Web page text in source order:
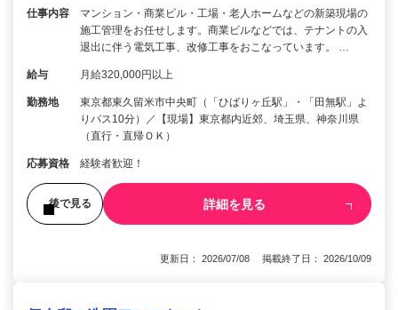
仕事内容
マンション・商業ビル・工場・老人ホームなどの新築現場の
施工管理をお任せします。商業ビルなどでは、テナントの入
退出に伴う電気工事、改修工事をおこなっています。 …
給与 月給320,000円以上
勤務地
東京都東久留米市中央町（「ひばりヶ丘駅」・「田無駅」よ
りバス10分）／【現場】東京都内近郊、埼玉県、神奈川県
（直行・直帰ＯＫ）
応募資格 経験者歓迎！
後で見る 詳細を見る
更新日： 2026/07/08 掲載終了日： 2026/10/09